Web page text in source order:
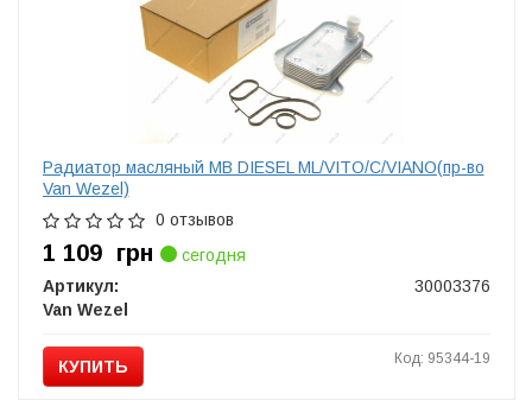
Радиатор масляный MB DIESEL ML/VITO/C/VIANO(пр-во
Van Wezel)
0 отзывов
1 109 грн
сегодня
Артикул:
30003376
Van Wezel
КУПИТЬ Код: 95344-19